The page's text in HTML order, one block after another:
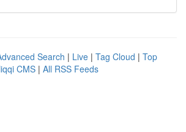
Search | Live | Tag Cloud | Top
CMS | All RSS Feeds